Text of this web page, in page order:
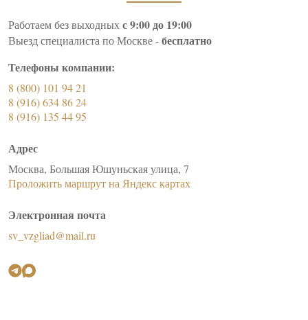
Работаем без выходныхс 9:00 до 19:00
Выезд специалиста по Москве -бесплатно
Телефоны компании:
8 (800) 101 94 21
8 (916) 634 86 24
8 (916) 135 44 95
Адрес
Москва, Большая Юшуньская улица, 7
Проложить маршрут на Яндекс картах
Электронная почта
sv_vzgliad@mail.ru